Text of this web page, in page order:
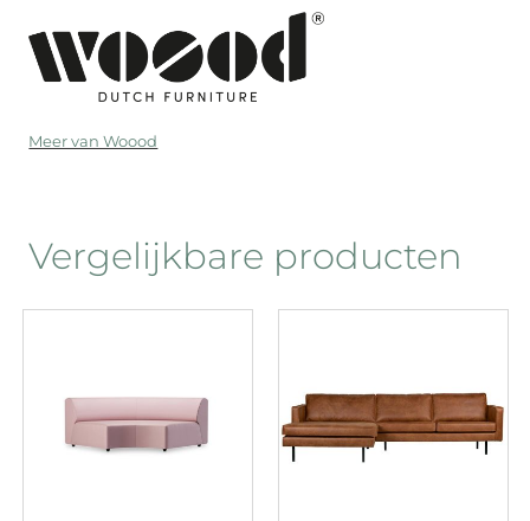
Meer van Woood
Vergelijkbare producten